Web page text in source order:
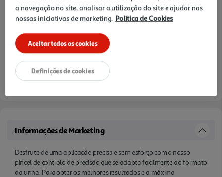
Notas de preparação
Informações de Marketing
Desfrute de uma aplicação precisa e sem esforço com o nosso
pincel de controlo de precisão que se adapta facilmente ao formato
da unha. Para obter os melhores resultados e a máxima
a navegação no site, analisar a utilização do site e ajudar nas
nossas iniciativas de marketing. Política de Cookies
Aceitar todos os cookies
Definições de cookies